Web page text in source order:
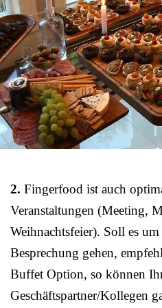
2. Fingerfood ist auch
Veranstaltungen (Meeting,
Weihnachtsfeier). Soll es
Besprechung gehen,
Buffet Option, so können
Geschäftspartner/Kollegen